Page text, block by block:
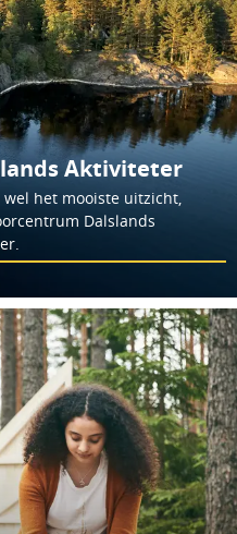
Aktiviteter
het mooiste uitzicht,
Dalslands